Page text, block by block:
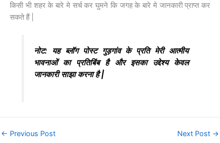
किसी भी शहर के बारे मे सर्च कर घुमने कि जगह के बारे मे जानकारी प्राप्त कर
सकते हैं |
नोट: यह ब्लॉग पोस्ट गुड़गांव के प्रति मेरी आत्मीय
भावनाओं का प्रतिबिंब है और इसका उद्देश्य केवल
जानकारी साझा करना है |
← Previous Post Next Post →